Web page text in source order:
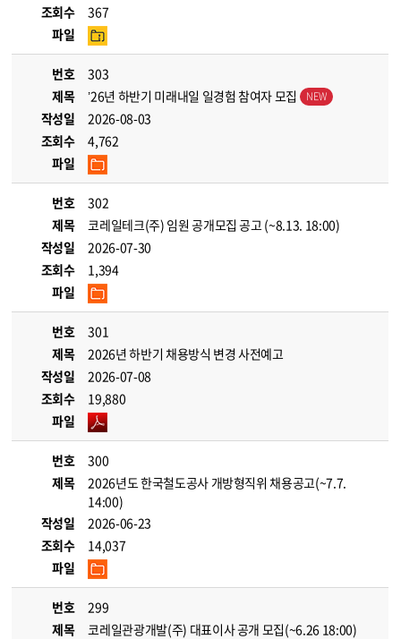
조회수
367
파일
번호
303
제목
’26년 하반기 미래내일 일경험 참여자 모집
작성일
2026-08-03
조회수
4,762
파일
번호
302
제목
코레일테크(주) 임원 공개모집 공고 (~8.13. 18:00)
작성일
2026-07-30
조회수
1,394
파일
번호
301
제목
2026년 하반기 채용방식 변경 사전예고
작성일
2026-07-08
조회수
19,880
파일
번호
300
제목
2026년도 한국철도공사 개방형직위 채용공고(~7.7.
14:00)
작성일
2026-06-23
조회수
14,037
파일
번호
299
제목
코레일관광개발(주) 대표이사 공개 모집(~6.26 18:00)